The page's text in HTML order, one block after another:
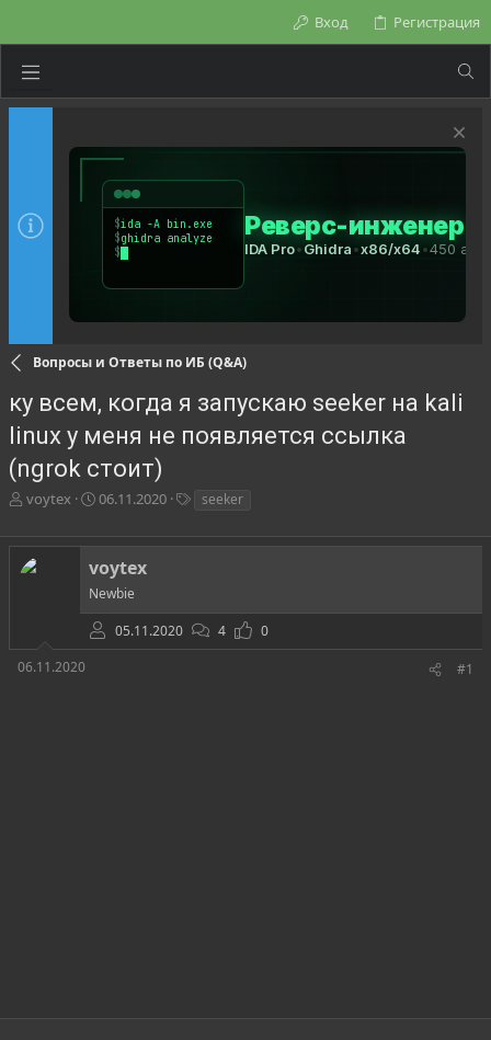
Вход Регистрация
Вопросы и Ответы по ИБ (Q&A)
ку всем, когда я запускаю seeker на kali
linux у меня не появляется ссылка
(ngrok стоит)
А
т
о
р
ы
voytex
Д
т
н
а
ч
а
л
06.11.2020
г
seeker
voytex
Newbie
05.11.2020
4
0
06.11.2020
#1